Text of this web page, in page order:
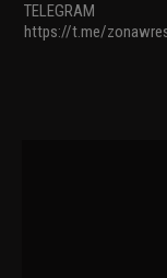
TELEGRAM
https://t.me/